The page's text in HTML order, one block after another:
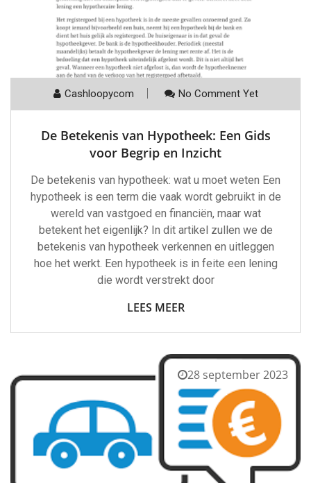
Cashloopycom No Comment Yet
De Betekenis van Hypotheek: Een Gids
voor Begrip en Inzicht
De betekenis van hypotheek: wat u moet weten Een
hypotheek is een term die vaak wordt gebruikt in de
wereld van vastgoed en financiën, maar wat
betekent het eigenlijk? In dit artikel zullen we de
betekenis van hypotheek verkennen en uitleggen
hoe het werkt. Een hypotheek is in feite een lening
die wordt verstrekt door
LEES MEER
28 september 2023